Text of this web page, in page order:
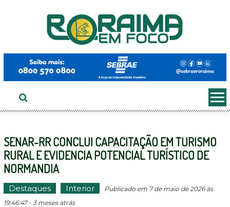
SENAR-RR CONCLUI CAPACITAÇÃO EM TURISMO
RURAL E EVIDENCIA POTENCIAL TURÍSTICO DE
NORMANDIA
Destaques Interior
Publicado em 7 de maio de 2026 às
19:46:47 - 3 meses atrás